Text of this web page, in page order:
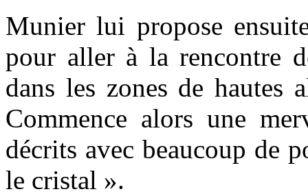
Munier lui propose
pour aller à la rencontre
dans les zones de hautes
Commence alors une
décrits avec beaucoup de
le cristal ».